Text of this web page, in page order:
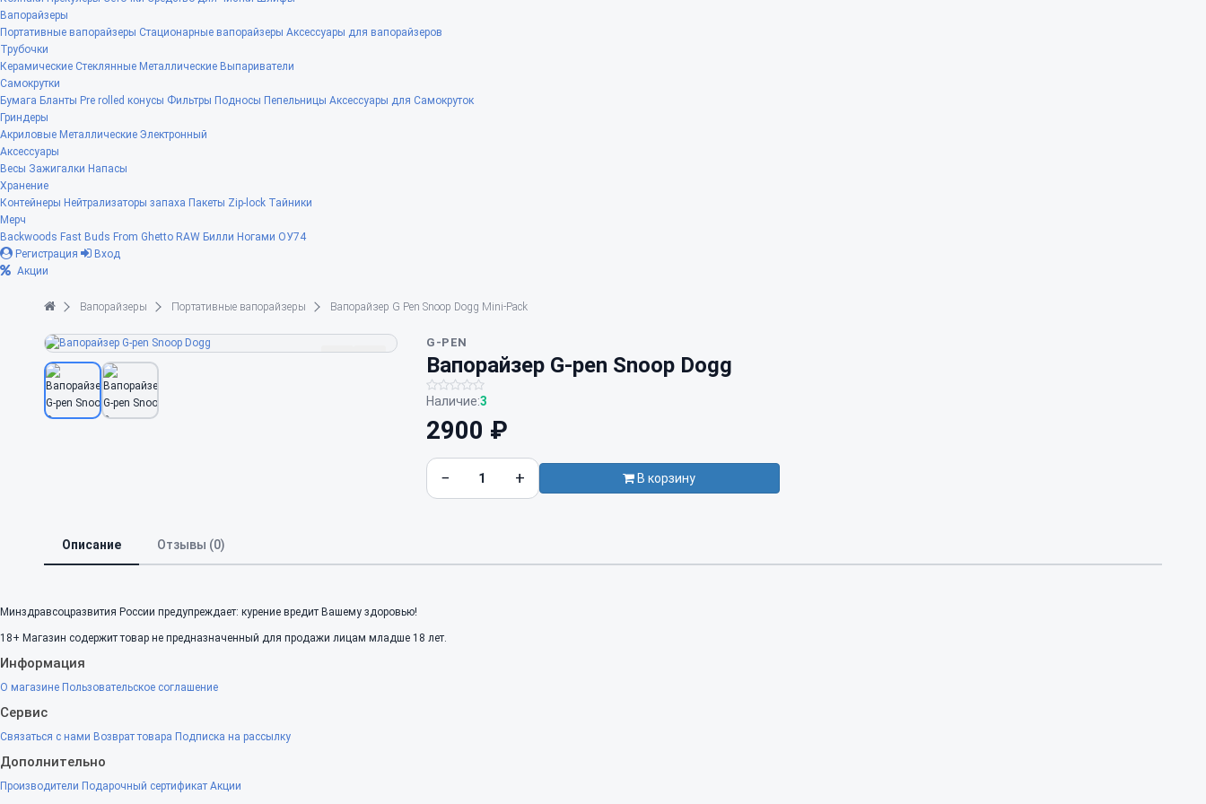
Вапорайзеры
Портативные вапорайзеры Стационарные вапорайзеры Аксессуары для вапорайзеров
Трубочки
Керамические Стеклянные Металлические Выпариватели
Самокрутки
Бумага Бланты Pre rolled конусы Фильтры Подносы Пепельницы Аксессуары для Самокруток
Гриндеры
Акриловые Металлические Электронный
Аксессуары
Весы Зажигалки Напасы
Хранение
Контейнеры Нейтрализаторы запаха Пакеты Zip-lock Тайники
Мерч
Backwoods Fast Buds From Ghetto RAW Билли Ногами ОУ74
Регистрация
Вход
Акции
Вапорайзеры Портативные вапорайзеры Вапорайзер G Pen Snoop Dogg Mini-Pack
G-PEN
Вапорайзер G-pen Snoop Dogg
Наличие:3
2900 ₽
− + В корзину
Описание Отзывы (0)
Минздравсоцразвития России предупреждает: курение вредит Вашему здоровью!
18+ Магазин содержит товар не предназначенный для продажи лицам младше 18 лет.
Информация
О магазине Пользовательское соглашение
Сервис
Связаться с нами Возврат товара Подписка на рассылку
Дополнительно
Производители Подарочный сертификат Акции